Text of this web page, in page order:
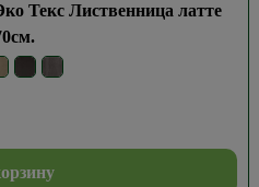
Текс Лиственница латте